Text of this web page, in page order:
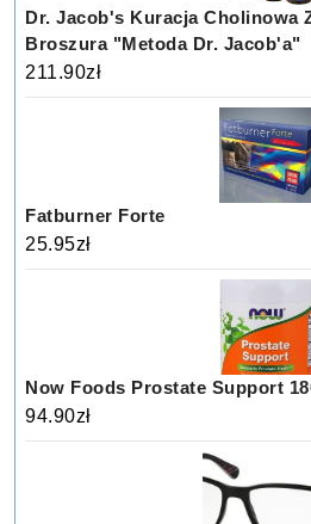
Dr. Jacob's Kuracja Cholinowa
Broszura "Metoda Dr. Jacob'a"
211.90zł
Fatburner Forte
25.95zł
Now Foods Prostate Support
94.90zł